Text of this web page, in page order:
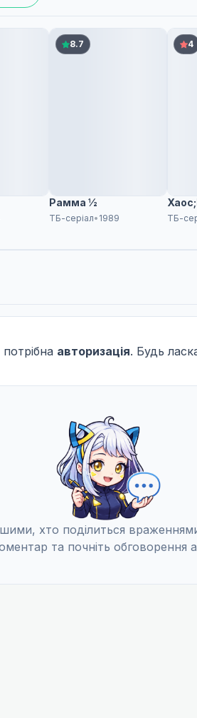
8.7
Рамма ½
ТБ-серіал• 1989
4
ТБ-
авторизація. Будь
хто поділиться
та почніть обговорення